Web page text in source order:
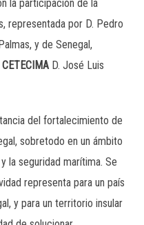
la participación de la
representada por D. Pedro
y de Senegal,
CETECIMAD. José Luis
del fortalecimiento de
sobretodo en un ámbito
la seguridad marítima. Se
representa para un país
y para un territorio insular